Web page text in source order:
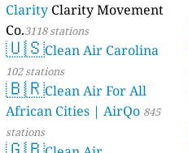
Clarity Clarity Movement
Co.3118 stations
🇺🇸Clean Air Carolina
102 stations
🇧🇷Clean Air For All
African Cities | AirQo 845
stations